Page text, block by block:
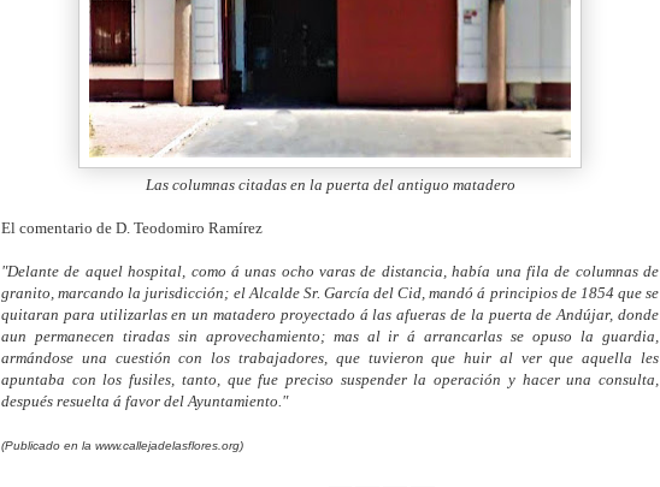
Las columnas citadas en la puerta del antiguo matadero
El comentario de D. Teodomiro Ramírez
"Delante de aquel hospital, como á unas ocho varas de distancia, había una fila de columnas de
granito, marcando la jurisdicción; el Alcalde Sr. García del Cid, mandó á principios de 1854 que se
quitaran para utilizarlas en un matadero proyectado á las afueras de la puerta de Andújar, donde
aun permanecen tiradas sin aprovechamiento; mas al ir á arrancarlas se opusola guardia,
armándose una cuestión con los trabajadores, que tuvieron que huir al ver que aquella les
apuntaba con los fusiles, tanto, que fue preciso suspender la operación y hacer una consulta,
después resuelta á favor del Ayuntamiento."
(Publicado en la www.callejadelasflores.org)